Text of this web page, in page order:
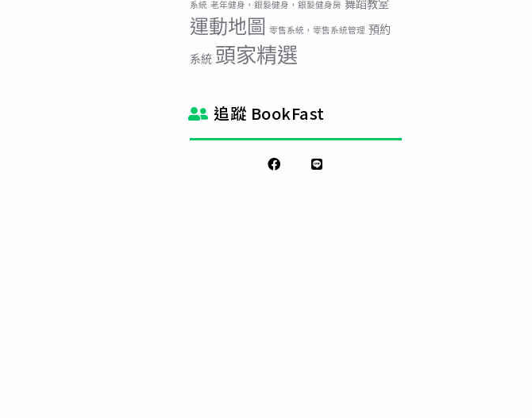
系統 老年健身，銀髮健身，銀髮健身房 舞蹈教室
運動地圖 零售系統，零售系統管理 預約
系統 頭家精選
追蹤 BookFast